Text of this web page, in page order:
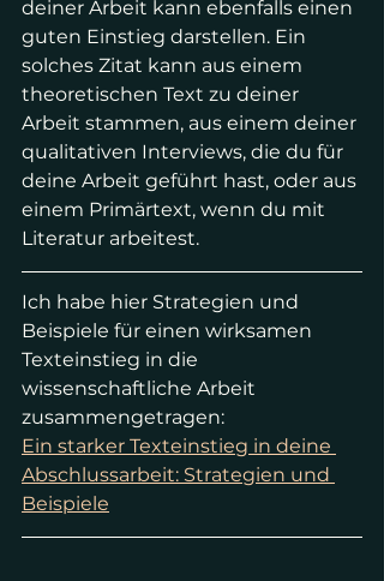
deiner Arbeit kann ebenfalls einen
guten Einstieg darstellen. Ein
solches Zitat kann aus einem
theoretischen Text zu deiner
Arbeit stammen, aus einem deiner
qualitativen Interviews, die du für
deine Arbeit geführt hast, oder aus
einem Primärtext, wenn du mit
Literatur arbeitest.
Ich habe hier Strategien und
Beispiele für einen wirksamen
Texteinstieg in die
wissenschaftliche Arbeit
zusammengetragen:
Ein starker Texteinstieg in deine
Abschlussarbeit: Strategien und
Beispiele